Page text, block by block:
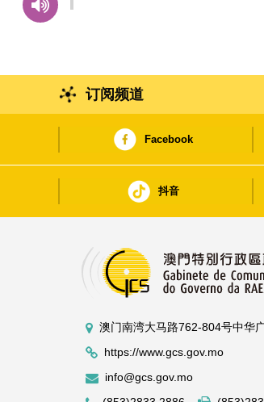
订阅频道
Facebook
抖音
澳门南湾大马路762-804号中华
https://www.gcs.gov.mo
info@gcs.gov.mo